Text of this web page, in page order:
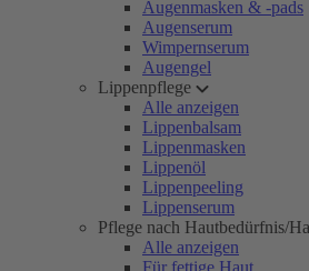
Augenmasken & -pads
Augenserum
Wimpernserum
Augengel
Lippenpflege
Alle anzeigen
Lippenbalsam
Lippenmasken
Lippenöl
Lippenpeeling
Lippenserum
Pflege nach Hautbedürfnis/
Alle anzeigen
Für fettige Haut